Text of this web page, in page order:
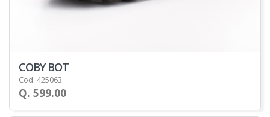
COBY BOT
Cod. 425063
Q. 599.00